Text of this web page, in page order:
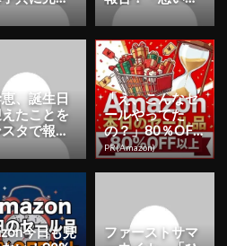
ごせていま
| YESNEW
きり楽しんでや
ります」 | YESN
E...
、誕生日
たことを
タで報
「『ありが
をたくさ
「え、こんなセ
ールやってた
の？」80％OFF
以上が続々登
場！Amazonの本
PR(Amazon)
今日も見
ファーストサマ